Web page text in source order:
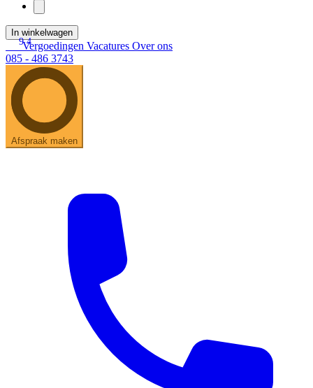
In winkelwagen
9.4
Vergoedingen Vacatures Over ons
085 - 486 3743
Afspraak maken